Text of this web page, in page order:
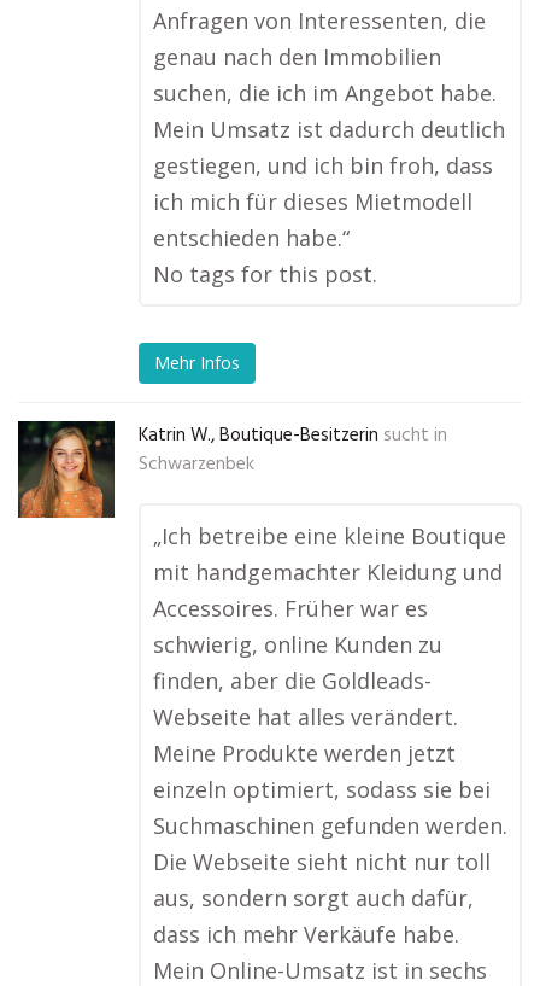
Anfragen von Interessenten, die
genau nach den Immobilien
suchen, die ich im Angebot habe.
Mein Umsatz ist dadurch deutlich
gestiegen, und ich bin froh, dass
ich mich für dieses Mietmodell
entschieden habe.“
No tags for this post.
Mehr Infos
Katrin W., Boutique-Besitzerin sucht in
Schwarzenbek
„Ich betreibe eine kleine Boutique
mit handgemachter Kleidung und
Accessoires. Früher war es
schwierig, online Kunden zu
finden, aber die Goldleads-
Webseite hat alles verändert.
Meine Produkte werden jetzt
einzeln optimiert, sodass sie bei
Suchmaschinen gefunden werden.
Die Webseite sieht nicht nur toll
aus, sondern sorgt auch dafür,
dass ich mehr Verkäufe habe.
Mein Online-Umsatz ist in sechs